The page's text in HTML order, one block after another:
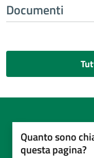
Documenti
Quanto sono
questa pagina?